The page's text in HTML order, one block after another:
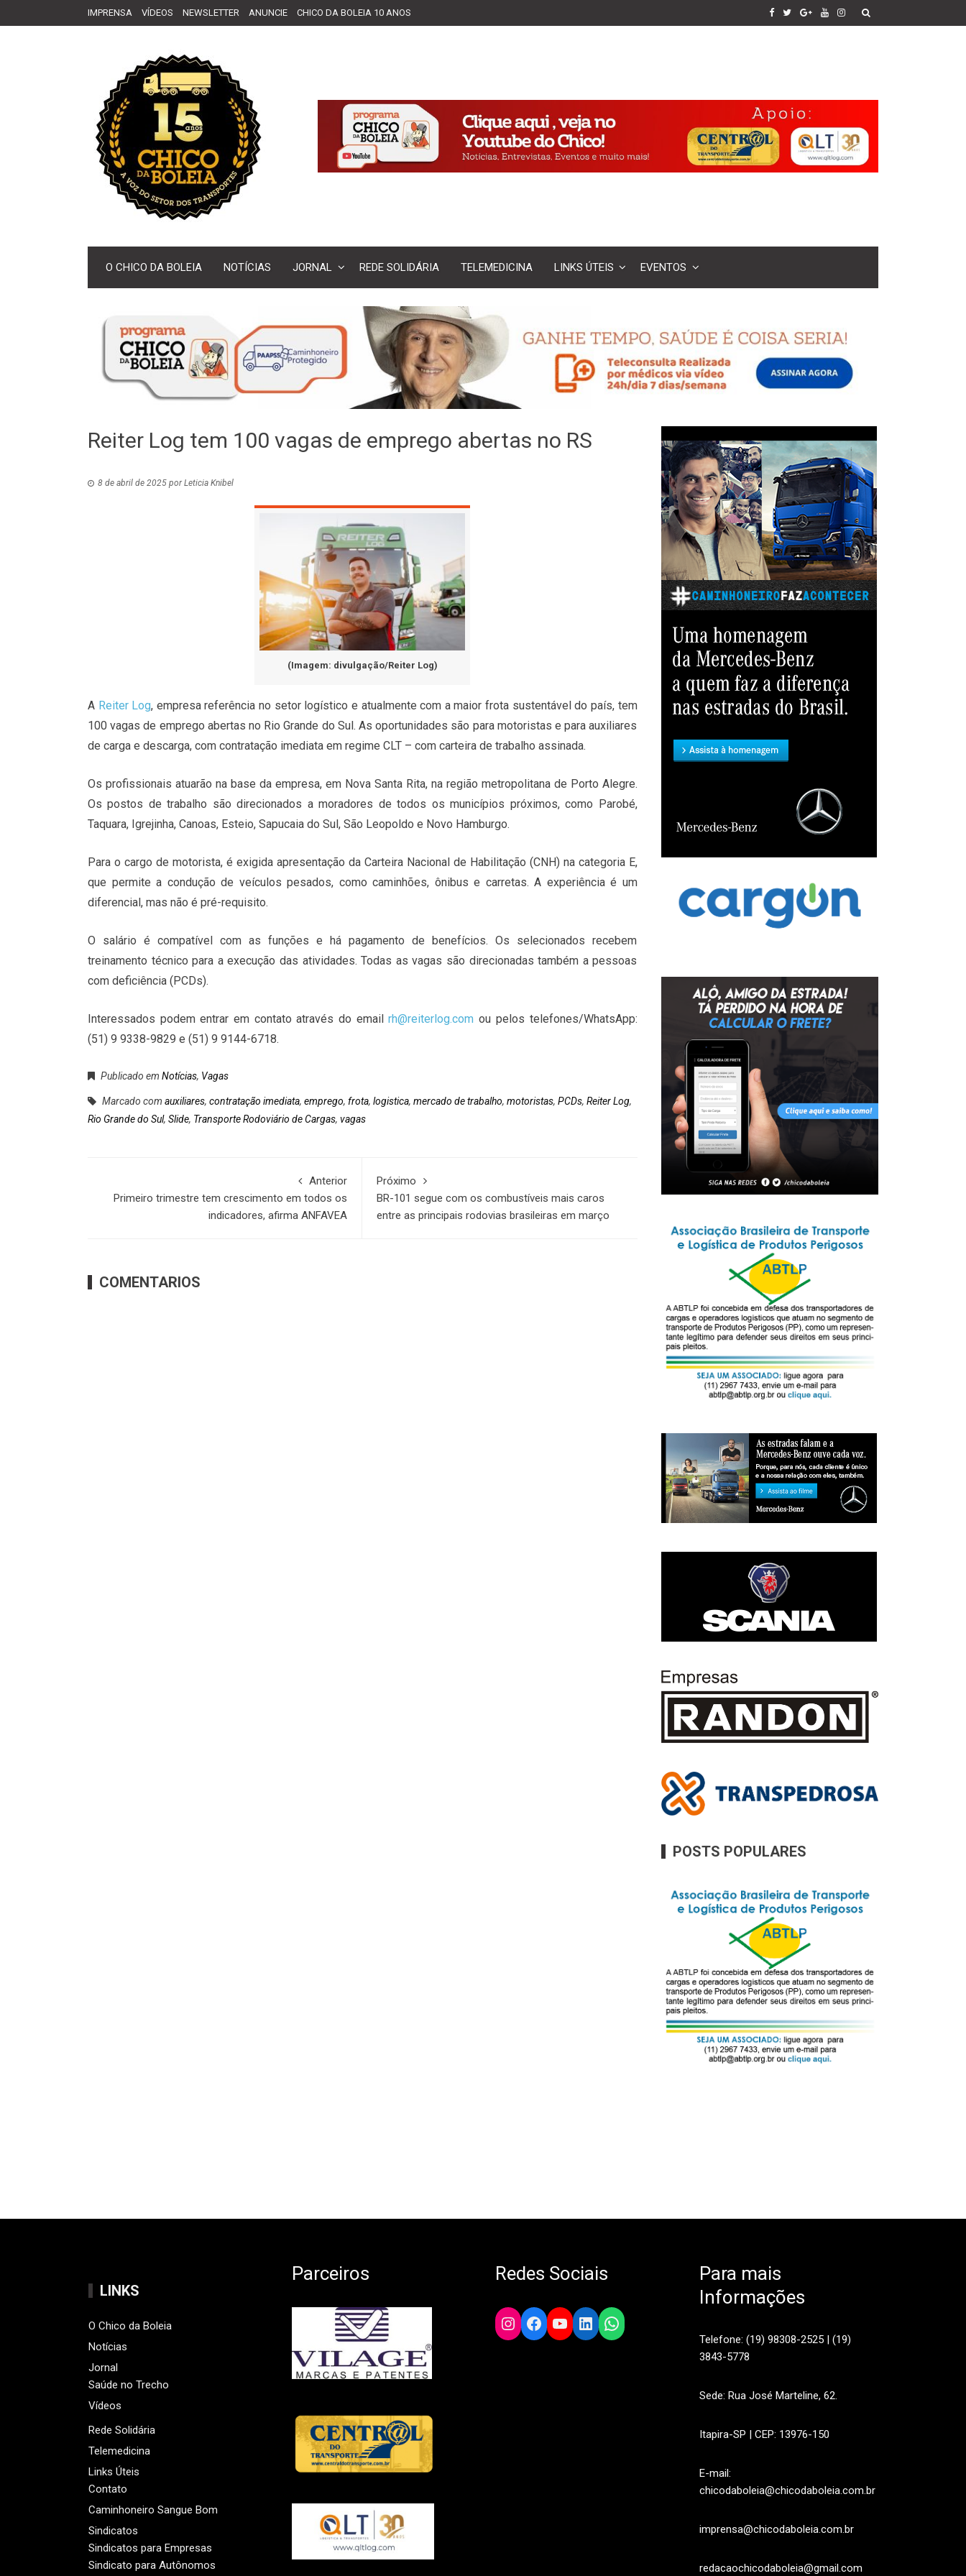
IMPRENSA VÍDEOS NEWSLETTER ANUNCIE CHICO DA BOLEIA 10 ANOS
O CHICO DA BOLEIA NOTÍCIAS JORNAL REDE SOLIDÁRIA TELEMEDICINA LINKS ÚTEIS EVENTOS
Reiter Log tem 100 vagas de emprego abertas no RS
8 de abril de 2025 porLeticia Knibel
(Imagem: divulgação/Reiter Log)
A Reiter Log, empresa referência no setor logístico e atualmente com a maior frota sustentável do país, tem
100 vagas de emprego abertas no Rio Grande do Sul. As oportunidades são para motoristas e para auxiliares
de carga e descarga, com contratação imediata em regime CLT – com carteira de trabalho assinada.
Os profissionais atuarão na base da empresa, em Nova Santa Rita, na região metropolitana de Porto Alegre.
Os postos de trabalho são direcionados a moradores de todos os municípios próximos, como Parobé,
Taquara, Igrejinha, Canoas, Esteio, Sapucaia do Sul, São Leopoldo e Novo Hamburgo.
Para o cargo de motorista, é exigida apresentação da Carteira Nacional de Habilitação (CNH) na categoria E,
que permite a condução de veículos pesados, como caminhões, ônibus e carretas. A experiência é um
diferencial, mas não é pré-requisito.
O salário é compatível com as funções e há pagamento de benefícios. Os selecionados recebem
treinamento técnico para a execução das atividades. Todas as vagas são direcionadas também a pessoas
com deficiência (PCDs).
Interessados podem entrar em contato através do emailrh@reiterlog.com ou pelos telefones/WhatsApp:
(51) 9 9338-9829 e (51) 9 9144-6718.
Publicado em Notícias, Vagas
Marcado com auxiliares, contratação imediata, emprego, frota, logistica, mercado de trabalho, motoristas, PCDs, Reiter Log,
Rio Grande do Sul, Slide, Transporte Rodoviário de Cargas, vagas
Anterior
Primeiro trimestre tem crescimento em todos os
indicadores, afirma ANFAVEA
Próximo
BR-101 segue com os combustíveis mais caros
entre as principais rodovias brasileiras em março
COMENTARIOS
POSTS POPULARES
LINKS
O Chico da Boleia
Notícias
Jornal
Saúde no Trecho
Vídeos
Rede Solidária
Telemedicina
Links Úteis
Contato
Caminhoneiro Sangue Bom
Sindicatos
Sindicatos para Empresas
Sindicato para Autônomos
Parceiros Redes Sociais
Instagram
Facebook
YouTube
LinkedIn
WhatsApp
Para mais
Informações
Telefone: (19) 98308-2525 | (19)
3843-5778
Sede: Rua José Marteline, 62.
Itapira-SP | CEP: 13976-150
E-mail:
chicodaboleia@chicodaboleia.com.br
imprensa@chicodaboleia.com.br
redacaochicodaboleia@gmail.com